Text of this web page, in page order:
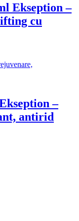
Ekseption –
cu
–
antirid